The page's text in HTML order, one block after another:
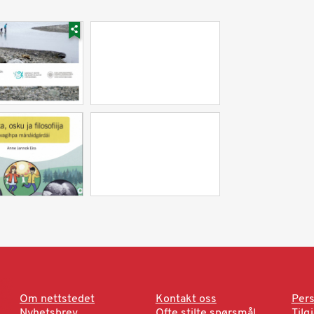
Om nettstedet Kontakt oss